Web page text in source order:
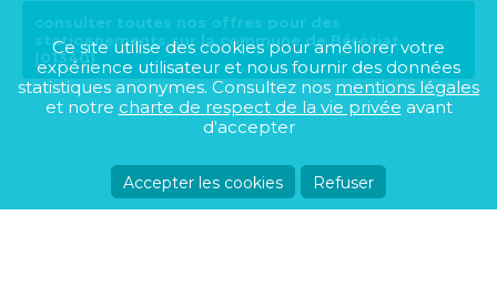
consulter toutes nos offres pour des
stationnements sur la commune de Béréziat
(01340)
Ce site utilise des cookies pour améliorer votre
expérience utilisateur et nous fournir des données
statistiques anonymes. Consultez nos mentions légales
et notre charte de respect de la vie privée avant
d'accepter
Accepter les cookies Refuser